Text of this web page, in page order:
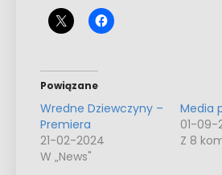
Powiązane
Wredne Dziewczyny –
Premiera
21-02-2024
W „News"
Media
01-09-
Z 8